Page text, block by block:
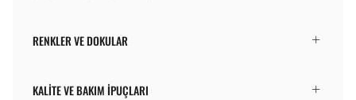
RENKLER VE DOKULAR
KALITE VE BAKIM İPUÇLARI